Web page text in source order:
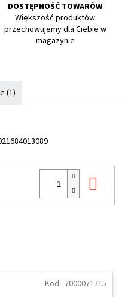
DOSTĘPNOŚĆ TOWARÓW
Większość produktów
przechowujemy dla Ciebie w
magazynie
Kod : 7000071715
(1)